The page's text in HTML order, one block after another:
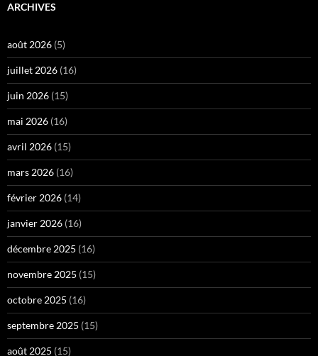
ARCHIVES
août 2026 (5)
juillet 2026 (16)
juin 2026 (15)
mai 2026 (16)
avril 2026 (15)
mars 2026 (16)
février 2026 (14)
janvier 2026 (16)
décembre 2025 (16)
novembre 2025 (15)
octobre 2025 (16)
septembre 2025 (15)
août 2025 (15)